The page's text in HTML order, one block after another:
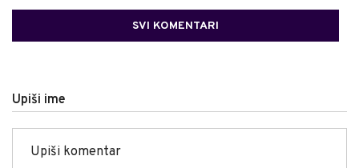
SVI KOMENTARI
Upiši ime